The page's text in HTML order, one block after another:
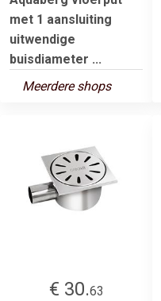
met 1 aansluiting
uitwendige
buisdiameter ...
Meerdere shops
€ 30.63